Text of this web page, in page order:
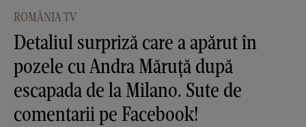
ROMÂNIA TV
Detaliul surpriză care a apărut în
pozele cu Andra Măruţă după
escapada de la Milano. Sute de
comentarii pe Facebook!